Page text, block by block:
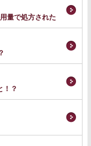
量で処方された
！？